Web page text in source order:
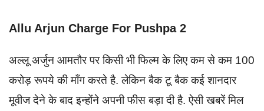
Allu Arjun Charge For Pushpa 2
अल्लू अर्जुन आमतौर पर किसी भी फिल्म के लिए कम से कम 100
करोड़ रूपये की माँग करते है. लेकिन बैक टू बैक कई शानदार
मूवीज देने के बाद इन्होंने अपनी फीस बड़ा दी है. ऐसी खबरें मिल